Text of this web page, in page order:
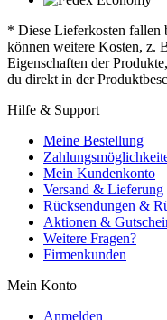
* Diese Lieferkosten fallen
können weitere Kosten, z.
Eigenschaften der
du direkt in der
Hilfe & Support
Meine Bestellung
Mein Kundenkonto
Versand & Lieferung
Rücksendungen &
Aktionen &
Weitere Fragen?
Firmenkunden
Mein Konto
Anmelden